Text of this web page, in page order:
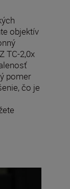
objektív
TC-2,0x
pomer
čo je